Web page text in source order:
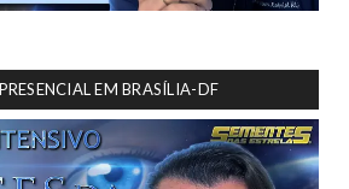
EM BRASÍLIA-DF